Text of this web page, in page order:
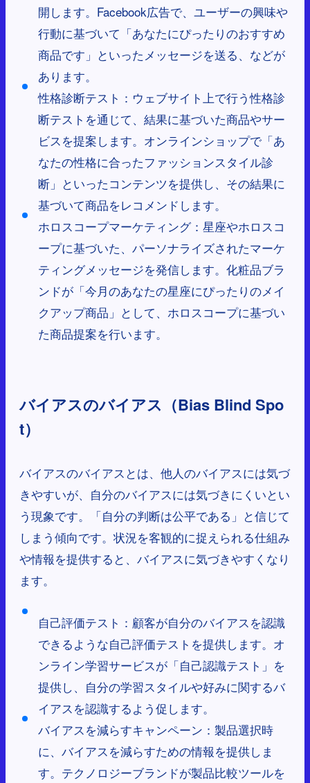
開します。Facebook広告で、ユーザーの興味や
行動に基づいて「あなたにぴったりのおすすめ
商品です」といったメッセージを送る、などが
あります。
性格診断テスト：ウェブサイト上で行う性格診
断テストを通じて、結果に基づいた商品やサー
ビスを提案します。オンラインショップで「あ
なたの性格に合ったファッションスタイル診
断」といったコンテンツを提供し、その結果に
基づいて商品をレコメンドします。
ホロスコープマーケティング：星座やホロスコ
ープに基づいた、パーソナライズされたマーケ
ティングメッセージを発信します。化粧品ブラ
ンドが「今月のあなたの星座にぴったりのメイ
クアップ商品」として、ホロスコープに基づい
た商品提案を行います。
バイアスのバイアス（Bias Blind Spo
t）
バイアスのバイアスとは、他人のバイアスには気づ
きやすいが、自分のバイアスには気づきにくいとい
う現象です。「自分の判断は公平である」と信じて
しまう傾向です。状況を客観的に捉えられる仕組み
や情報を提供すると、バイアスに気づきやすくなり
ます。
自己評価テスト：顧客が自分のバイアスを認識
できるような自己評価テストを提供します。オ
ンライン学習サービスが「自己認識テスト」を
提供し、自分の学習スタイルや好みに関するバ
イアスを認識するよう促します。
バイアスを減らすキャンペーン：製品選択時
に、バイアスを減らすための情報を提供しま
す。テクノロジーブランドが製品比較ツールを